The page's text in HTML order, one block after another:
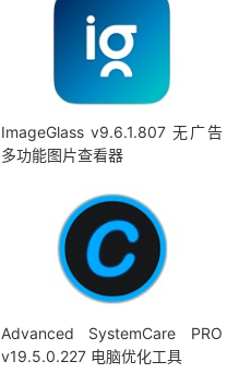
ImageGlass v9.6.1.807 无广告
多功能图片查看器
Advanced SystemCare PRO
v19.5.0.227 电脑优化工具